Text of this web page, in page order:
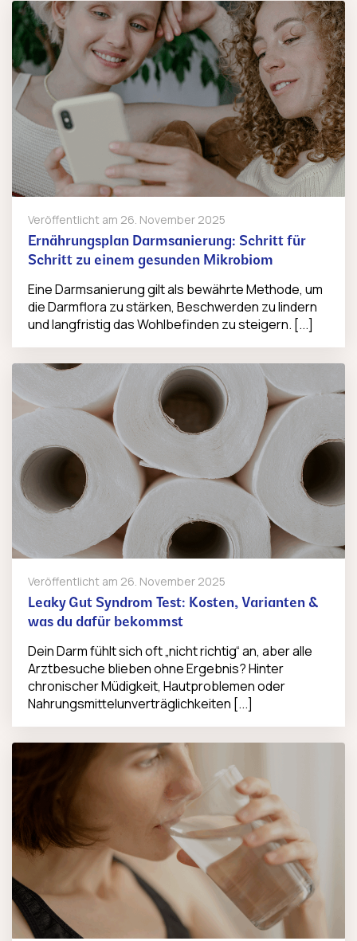
Veröffentlicht am 26. November 2025
Ernährungsplan Darmsanierung: Schritt für
Schritt zu einem gesunden Mikrobiom
Eine Darmsanierung gilt als bewährte Methode, um
die Darmflora zu stärken, Beschwerden zu lindern
und langfristig das Wohlbefinden zu steigern. [...]
Veröffentlicht am 26. November 2025
Leaky Gut Syndrom Test: Kosten, Varianten &
was du dafür bekommst
Dein Darm fühlt sich oft „nicht richtig“ an, aber alle
Arztbesuche blieben ohne Ergebnis? Hinter
chronischer Müdigkeit, Hautproblemen oder
Nahrungsmittelunverträglichkeiten [...]